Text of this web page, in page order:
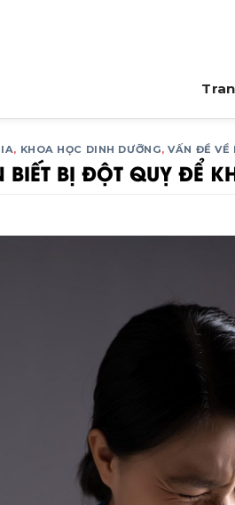
, KHOA HỌC DINH DƯỠNG,VẤN ĐỀ VỀ
BIẾT BỊ ĐỘT QUỴ ĐỂ